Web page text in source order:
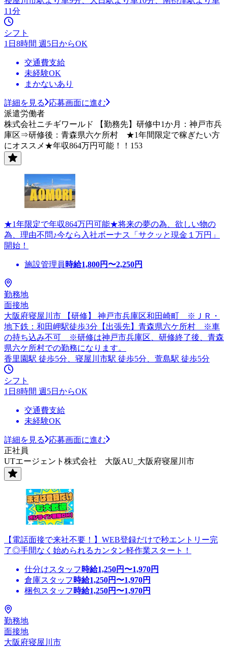
11分
シフト
1日8時間 週5日からOK
交通費支給
未経験OK
まかないあり
詳細を見る
応募画面に進む
派遣労働者
株式会社ニチギワールド 【勤務先】研修中1か月：神戸市兵
庫区⇒研修後：青森県六ケ所村 ★1年間限定で稼ぎたい方
にオススメ★年収864万円可能！！153
★1年限定で年収864万円可能★将来の夢の為、欲しい物の
為、理由不問♪今なら入社ボーナス「サクッと現金１万円」
開始！
施設管理員 時給1,800円〜2,250円
勤務地
面接地
大阪府寝屋川市 【研修】 神戸市兵庫区和田崎町 ※ＪＲ・
地下鉄：和田岬駅徒歩3分【出張先】青森県六ケ所村 ※車
の持ち込み不可 ※研修は神戸市兵庫区、研修終了後、青森
県六ケ所村での勤務になります。
香里園駅 徒歩5分、寝屋川市駅 徒歩5分、萱島駅 徒歩5分
シフト
1日8時間 週5日からOK
交通費支給
未経験OK
詳細を見る
応募画面に進む
正社員
UTエージェント株式会社 大阪AU_大阪府寝屋川市
【電話面接で来社不要！】WEB登録だけで秒エントリー完
了◎手間なく始められるカンタン軽作業スタート！
仕分けスタッフ 時給1,250円〜1,970円
倉庫スタッフ 時給1,250円〜1,970円
梱包スタッフ 時給1,250円〜1,970円
勤務地
面接地
大阪府寝屋川市